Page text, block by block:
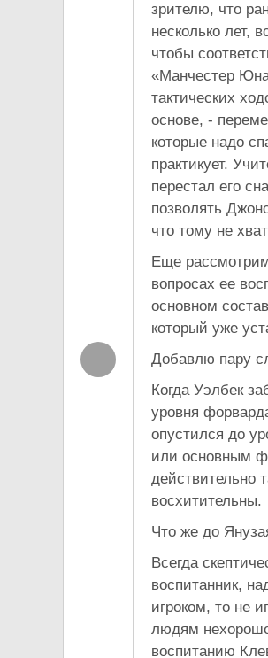
зрителю, что
несколько лет,
чтобы
«Манчестер
тактических
основе, -
которые надо
практикует.
перестал его
позволять
что тому не
Еще
вопросах ее
основном
который уже
Добавлю пару
Когда Уэлбек
уровня
опустился до
или основным
действительно
восхитительны.
Что же до
Всегда
воспитанник,
игроком, то не
людям
воспитанию